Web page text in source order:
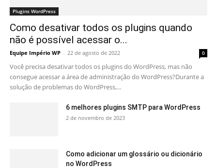
Plugins WordPress
Como desativar todos os plugins quando
não é possível acessar o...
Equipe Império WP - 22 de agosto de 2022 0
Você precisa desativar todos os plugins do WordPress, mas não
consegue acessar a área de administração do WordPress?Durante a
solução de problemas do WordPress,...
6 melhores plugins SMTP para WordPress
2 de novembro de 2023
Como adicionar um glossário ou dicionário
no WordPress